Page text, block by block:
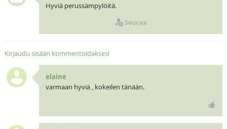
Hyviä perussämpylöitä.
Seuraa
Kirjaudu sisään kommentoidaksesi
elaine
varmaan hyviä , kokeilen tänään.